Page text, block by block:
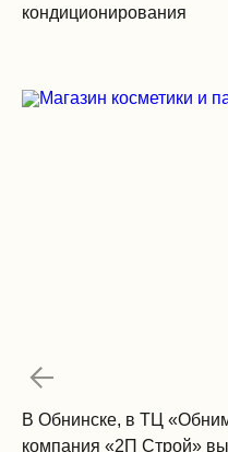
кондиционирования
В Обнинске, в ТЦ
компания «2П Строй»